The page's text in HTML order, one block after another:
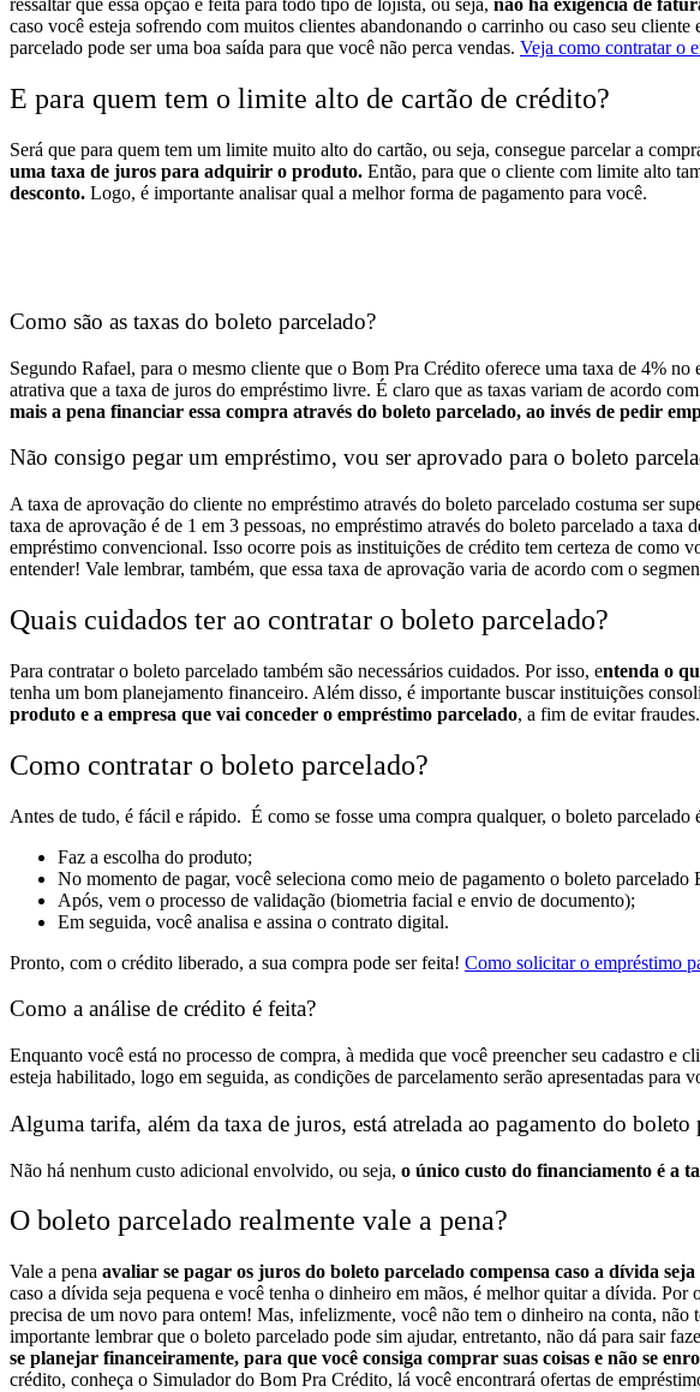
ressaltar que essa opção é feita para todo tipo de lojista, ou seja, não há exigência de
caso você esteja sofrendo com muitos clientes abandonando o carrinho ou caso seu
parcelado pode ser uma boa saída para que você não perca vendas. Veja como contratar o
E para quem tem o limite alto de cartão de crédito?
Será que para quem tem um limite muito alto do cartão, ou seja, consegue parcelar a
uma taxa de juros para adquirir o produto. Então, para que o cliente com limite alto
desconto. Logo, é importante analisar qual a melhor forma de pagamento para você.
Como são as taxas do boleto parcelado?
Segundo Rafael, para o mesmo cliente que o Bom Pra Crédito oferece uma taxa de 4%
atrativa que a taxa de juros do empréstimo livre. É claro que as taxas variam de acordo
mais a pena financiar essa compra através do boleto parcelado, ao invés de pedir
Não consigo pegar um empréstimo, vou ser aprovado para o boleto
A taxa de aprovação do cliente no empréstimo através do boleto parcelado costuma ser
taxa de aprovação é de 1 em 3 pessoas, no empréstimo através do boleto parcelado a
empréstimo convencional. Isso ocorre pois as instituições de crédito tem certeza de como
entender! Vale lembrar, também, que essa taxa de aprovação varia de acordo com o
Quais cuidados ter ao contratar o boleto parcelado?
Para contratar o boleto parcelado também são necessários cuidados. Por isso, entenda o
tenha um bom planejamento financeiro. Além disso, é importante buscar instituições
produto e a empresa que vai conceder o empréstimo parcelado, a fim de evitar fraudes.
Como contratar o boleto parcelado?
Antes de tudo, é fácil e rápido. É como se fosse uma compra qualquer, o boleto parcelado
Faz a escolha do produto;
No momento de pagar, você seleciona como meio de pagamento o boleto parcelado
Após, vem o processo de validação (biometria facial e envio de documento);
Em seguida, você analisa e assina o contrato digital.
Pronto, com o crédito liberado, a sua compra pode ser feita! Como solicitar o empréstimo
Como a análise de crédito é feita?
Enquanto você está no processo de compra, à medida que você preencher seu cadastro
esteja habilitado, logo em seguida, as condições de parcelamento serão apresentadas para
Alguma tarifa, além da taxa de juros, está atrelada ao pagamento do boleto
Não há nenhum custo adicional envolvido, ou seja, o único custo do financiamento é a
O boleto parcelado realmente vale a pena?
Vale a pena avaliar se pagar os juros do boleto parcelado compensa caso a dívida seja
caso a dívida seja pequena e você tenha o dinheiro em mãos, é melhor quitar a dívida. Por
precisa de um novo para ontem! Mas, infelizmente, você não tem o dinheiro na conta, não
importante lembrar que o boleto parcelado pode sim ajudar, entretanto, não dá para sair
se planejar financeiramente, para que você consiga comprar suas coisas e não se
crédito, conheça o Simulador do Bom Pra Crédito, lá você encontrará ofertas de